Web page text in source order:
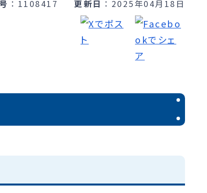
1108417 更新日 2025年04月18日